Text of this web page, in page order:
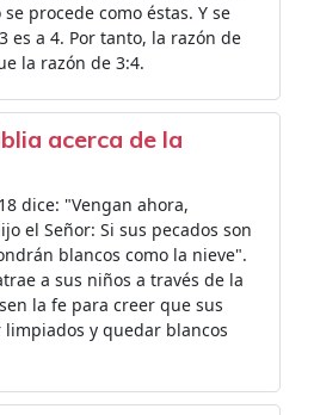
procede como éstas. Y se
es a 4. Por tanto, la razón de
la razón de 3:4.
acerca de la
dice: "Vengan ahora,
el Señor: Si sus pecados son
blancos como la nieve".
a sus niños a través de la
la fe para creer que sus
limpiados y quedar blancos